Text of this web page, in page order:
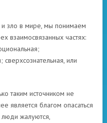
зло в мире, мы понимаем
взаимосвязанных частях:
сверхсознательная, или
таким источником не
является благом опасаться
жалуются,